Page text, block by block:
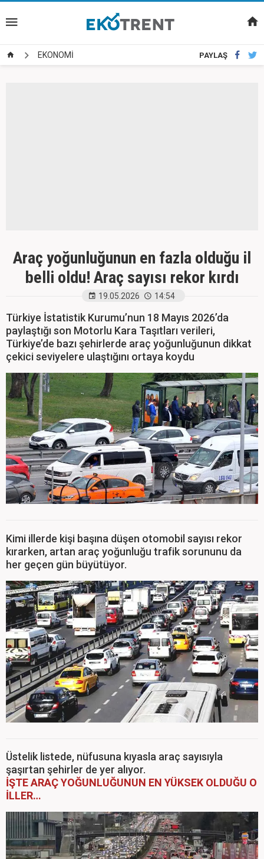
EKONOMİ PAYLAŞ
Araç yoğunluğunun en fazla olduğu il
belli oldu! Araç sayısı rekor kırdı
19.05.2026 14:54
Türkiye İstatistik Kurumu’nun 18 Mayıs 2026’da
paylaştığı son Motorlu Kara Taşıtları verileri,
Türkiye’de bazı şehirlerde araç yoğunluğunun dikkat
çekici seviyelere ulaştığını ortaya koydu
Kimi illerde kişi başına düşen otomobil sayısı rekor
kırarken, artan araç yoğunluğu trafik sorununu da
her geçen gün büyütüyor.
Üstelik listede, nüfusuna kıyasla araç sayısıyla
şaşırtan şehirler de yer alıyor.
İŞTE ARAÇ YOĞUNLUĞUNUN EN YÜKSEK OLDUĞU O
İLLER…